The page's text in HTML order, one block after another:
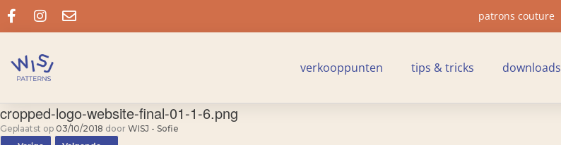
patrons couture
verkooppunten tips & tricks downloads
cropped-logo-website-final-01-1-6.png
Geplaatst op 03/10/2018 door WISJ - Sofie